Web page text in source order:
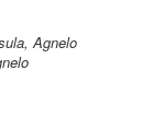
Agnelo